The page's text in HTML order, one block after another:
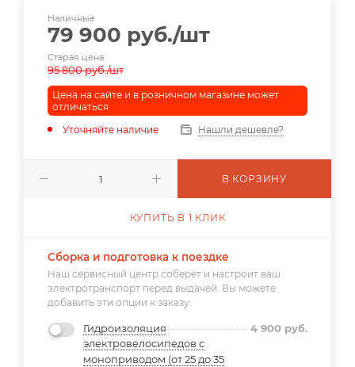
Наличные
79 900 руб./шт
Старая цена
95 800руб./шт
Цена на сайте и в розничном магазине может
отличаться
Уточняйте наличие
Нашли дешевле?
В КОРЗИНУ
КУПИТЬ В 1 КЛИК
Сборка и подготовка к поездке
Наш сервисный центр соберёт и настроит ваш
электротранспорт перед выдачей. Вы можете
добавить эти опции к заказу:
Гидроизоляция
электровелосипедов с
моноприводом (от 25 до 35
4 900 руб.